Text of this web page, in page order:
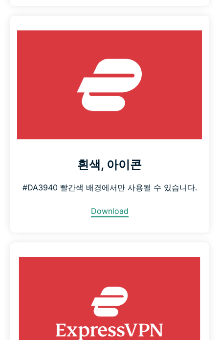
흰색, 아이콘
#DA3940 빨간색 배경에서만 사용될 수 있습니다.
Download